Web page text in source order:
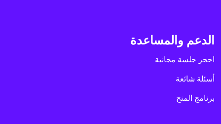
الدعم والمساعدة
احجز جلسة مجانية
أسئلة شائعة
برنامج المنح